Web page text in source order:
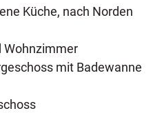
Küche, nach Norden
Wohnzimmer
mit Badewanne